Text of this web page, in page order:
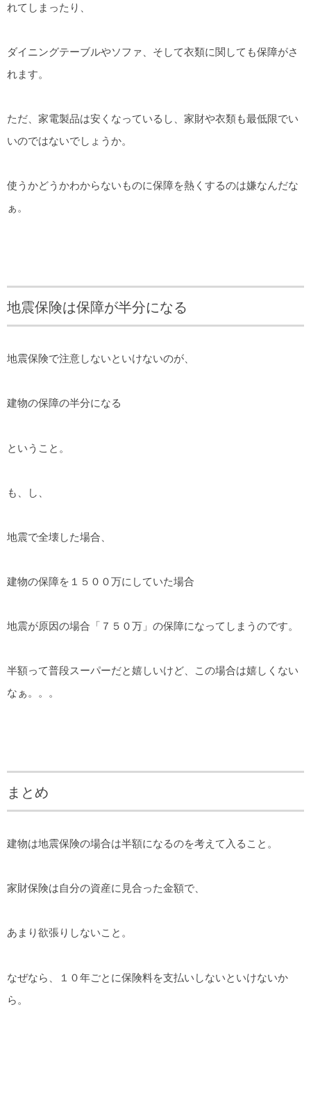
れてしまったり、
ダイニングテーブルやソファ、そして衣類に関しても保障がさ
れます。
ただ、家電製品は安くなっているし、家財や衣類も最低限でい
いのではないでしょうか。
使うかどうかわからないものに保障を熱くするのは嫌なんだな
ぁ。
地震保険は保障が半分になる
地震保険で注意しないといけないのが、
建物の保障の半分になる
ということ。
も、し、
地震で全壊した場合、
建物の保障を１５００万にしていた場合
地震が原因の場合「７５０万」の保障になってしまうのです。
半額って普段スーパーだと嬉しいけど、この場合は嬉しくない
なぁ。。。
まとめ
建物は地震保険の場合は半額になるのを考えて入ること。
家財保険は自分の資産に見合った金額で、
あまり欲張りしないこと。
なぜなら、１０年ごとに保険料を支払いしないといけないか
ら。